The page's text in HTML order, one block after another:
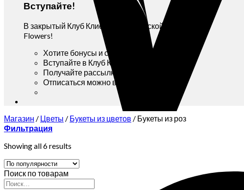
Вступайте!
В закрытый Клуб Клиентов мастерской Yana
Flowers!
Хотите бонусы и скидки?
Вступайте в Клуб Клиентов!
Получайте рассылку Вконтакте!
Отписаться можно в любой момент!
Магазин / Цветы / Букеты из цветов / Букеты из роз
Фильтрация
Showing all 6 results
Поиск по товарам
Искать: